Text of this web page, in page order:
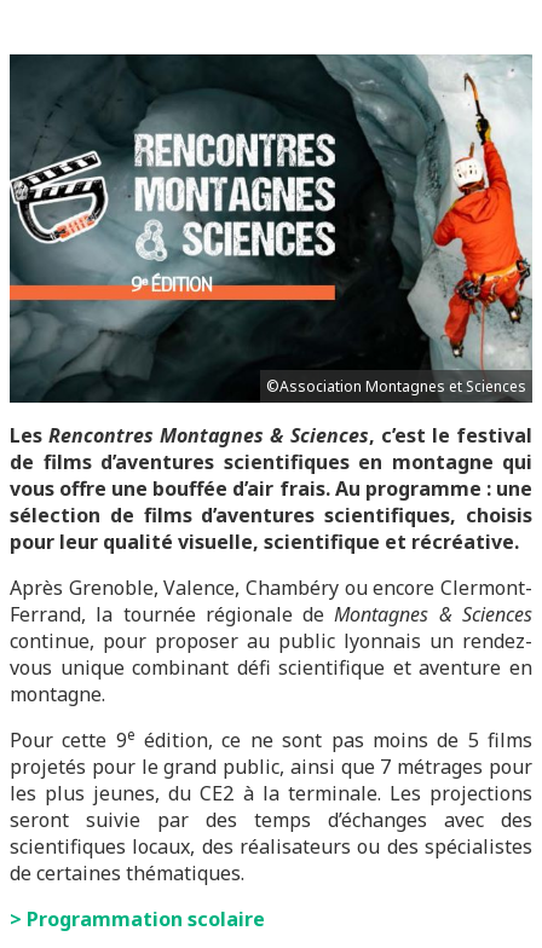
©Association Montagnes et Sciences
LesRencontres Montagnes & Sciences, c’est le festival
de films d’aventures scientifiques en montagne qui
vous offre une bouffée d’air frais. Au programme : une
sélection de films d’aventures scientifiques, choisis
pour leur qualité visuelle, scientifique et récréative.
Après Grenoble, Valence, Chambéry ou encore Clermont-
Ferrand, la tournée régionale deMontagnes & Sciences
continue, pour proposer au public lyonnais un rendez-
vous unique combinant défi scientifique et aventure en
montagne.
Pour cette 9e édition, ce ne sont pas moins de 5 films
projetés pour le grand public, ainsi que 7 métrages pour
les plus jeunes, du CE2 à la terminale. Les projections
seront suivie par des temps d’échanges avec des
scientifiques locaux, des réalisateurs ou des spécialistes
de certaines thématiques.
> Programmation scolaire